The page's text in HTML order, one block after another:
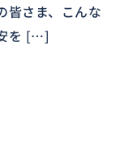
皆さま、こんな
を […]